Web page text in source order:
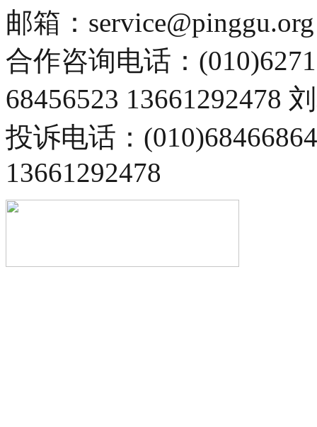
邮箱：service@pinggu.org
合作咨询电话：
68456523 13661292478
投诉电话：
13661292478